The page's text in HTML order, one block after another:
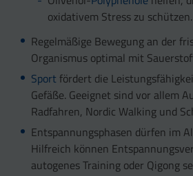
oxidativem Stress zu schützen.
Regelmäßige Bewegung an der
Organismus optimal mit
Sportfördert die
Gefäße. Geeignet sind vor allem
Radfahren, Nordic Walking und
Entspannungsphasen dürfen im
Hilfreich können
autogenes Training oder Qigong